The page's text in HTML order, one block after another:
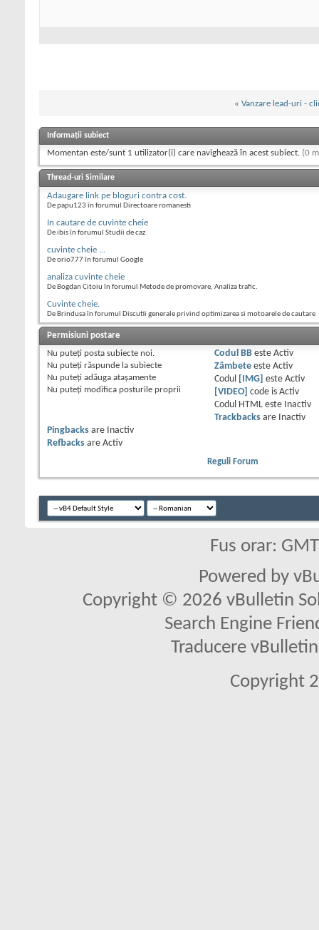
« Vanzare lead-uri -
Informații subiect
Momentan este/sunt 1 utilizator(i) care navighează în acest subiect. (0
Thread-uri Similare
Adaugare link pe bloguri contra cost.
De papu123 în forumul Directoare romanesti
In cautare de cuvinte cheie
De ibis în forumul Studii de caz
cuvinte cheie ...
De orio777 în forumul Google
analiza cuvinte cheie
De Bogdan Citoiu în forumul Metode de promovare, Analiza trafic.
Cuvinte cheie.
De Brindusa în forumul Discutii generale privind optimizarea si motoarele de cautare
Permisiuni postare
Nu puteţi posta subiecte noi.
Nu puteţi răspunde la subiecte
Nu puteţi adăuga ataşamente
Nu puteţi modifica posturile proprii
Codul BBeste Activ
Zâmbeteeste Activ
Codul
[IMG] este Activ
[VIDEO] code is Activ
Codul HTML este
Inactiv
Trackbacksare
Inactiv
Pingbacks are
Inactiv
Refbacks are Activ
Reguli Forum
Fus orar:
Powered by
Copyright © 2026 vBulletin
Search Engine
Traducere
Copyright